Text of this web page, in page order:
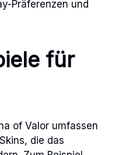
Präferenzen und
für
of Valor umfassen
die das